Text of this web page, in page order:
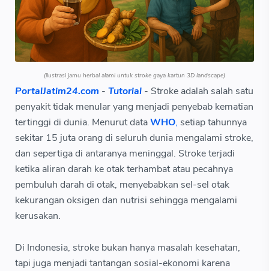
(ilustrasi jamu herbal alami untuk stroke gaya kartun 3D landscape)
PortalJatim24.com - Tutorial - Stroke adalah salah satu
penyakit tidak menular yang menjadi penyebab kematian
tertinggi di dunia. Menurut dataWHO, setiap tahunnya
sekitar 15 juta orang di seluruh dunia mengalami stroke,
dan sepertiga di antaranya meninggal. Stroke terjadi
ketika aliran darah ke otak terhambat atau pecahnya
pembuluh darah di otak, menyebabkan sel-sel otak
kekurangan oksigen dan nutrisi sehingga mengalami
kerusakan.
Di Indonesia, stroke bukan hanya masalah kesehatan,
tapi juga menjadi tantangan sosial-ekonomi karena